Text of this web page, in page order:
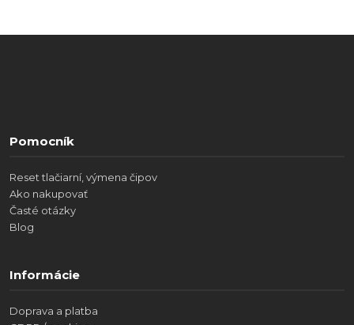
Pomocník
Reset tlačiarní, výmena čipov
Ako nakupovať
Časté otázky
Blog
Informácie
Doprava a platba